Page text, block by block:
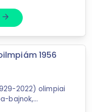
arrow_forward
1956
2022) olimpiai
bajnok,